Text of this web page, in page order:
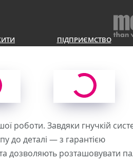
ПІДПРИЄМСТВО
роботи. Завдяки гнучкій
до деталі — з гарантією
дозволяють розташовувати